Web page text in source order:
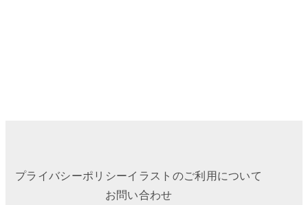
プライバシーポリシーイラストのご利用について
お問い合わせ